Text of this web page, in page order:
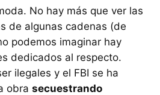
No hay más que ver las
de algunas cadenas (de
podemos imaginar hay
dedicados al respecto.
ilegales y el FBI se ha
obra secuestrando